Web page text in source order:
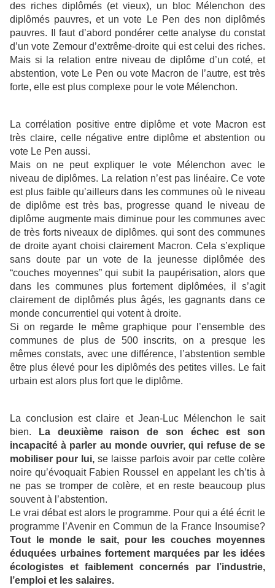
des riches diplômés (et vieux), un bloc Mélenchon des
diplômés pauvres, et un vote Le Pen des non diplômés
pauvres. Il faut d’abord pondérer cette analyse du constat
d’un vote Zemour d’extrême-droite qui est celui des riches.
Mais si la relation entre niveau de diplôme d’un coté, et
abstention, vote Le Pen ou vote Macron de l’autre, est très
forte, elle est plus complexe pour le vote Mélenchon.
La corrélation positive entre diplôme et vote Macron est
très claire, celle négative entre diplôme et abstention ou
vote Le Pen aussi.
Mais on ne peut expliquer le vote Mélenchon avec le
niveau de diplômes. La relation n’est pas linéaire. Ce vote
est plus faible qu’ailleurs dans les communes où le niveau
de diplôme est très bas, progresse quand le niveau de
diplôme augmente mais diminue pour les communes avec
de très forts niveaux de diplômes. qui sont des communes
de droite ayant choisi clairement Macron. Cela s’explique
sans doute par un vote de la jeunesse diplômée des
“couches moyennes” qui subit la paupérisation, alors que
dans les communes plus fortement diplômées, il s’agit
clairement de diplômés plus âgés, les gagnants dans ce
monde concurrentiel qui votent à droite.
Si on regarde le même graphique pour l’ensemble des
communes de plus de 500 inscrits, on a presque les
mêmes constats, avec une différence, l’abstention semble
être plus élevé pour les diplômés des petites villes. Le fait
urbain est alors plus fort que le diplôme.
La conclusion est claire et Jean-Luc Mélenchon le sait
bien.
La deuxième raison de son échec est son
incapacité à parler au monde ouvrier, qui refuse de se
mobiliser pour lui, se laisse parfois avoir par cette colère
noire qu’évoquait Fabien Roussel en appelant les ch’tis à
ne pas se tromper de colère, et en reste beaucoup plus
souvent à l’abstention.
Le vrai débat est alors le programme. Pour qui a été écrit le
programme l’Avenir en Commun de la France Insoumise?
Tout le monde le sait, pour les couches moyennes
éduquées urbaines fortement marquées par les idées
écologistes et faiblement concernés par l’industrie,
l’emploi et les salaires.